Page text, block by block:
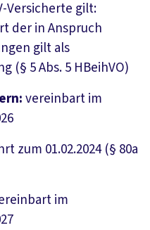
Versicherte gilt:
der in Anspruch
gilt als
(§ 5 Abs. 5 HBeihVO)
vereinbart im
zum 01.02.2024 (§ 80a
im